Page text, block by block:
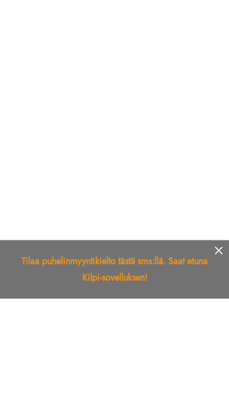
Tilaa puhelinmyyntikielto tästä sms:llä. Saat etuna
Kilpi-sovelluksen!